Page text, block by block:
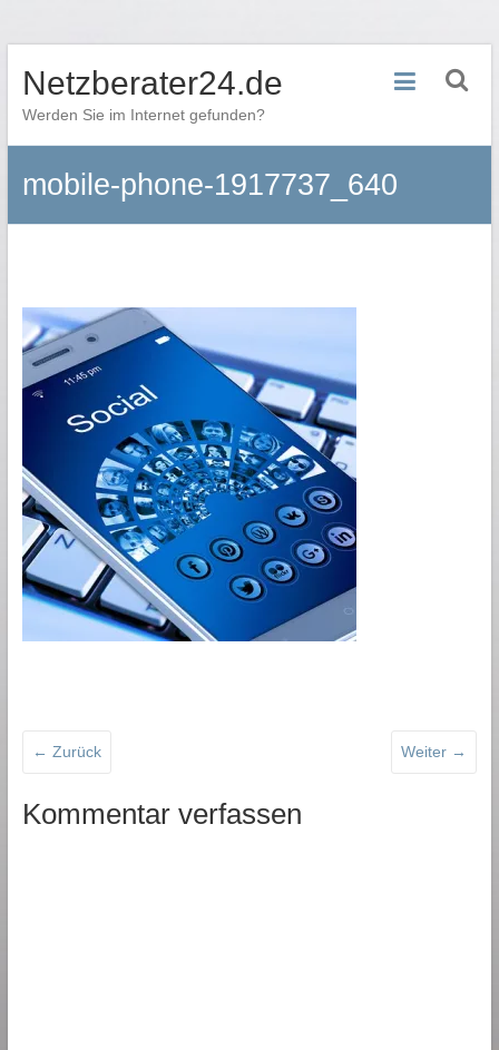
InhaltNetzberater24.de
Werden Sie im Internet gefunden?
mobile-phone-1917737_640
← Zurück Weiter →
Kommentar verfassen